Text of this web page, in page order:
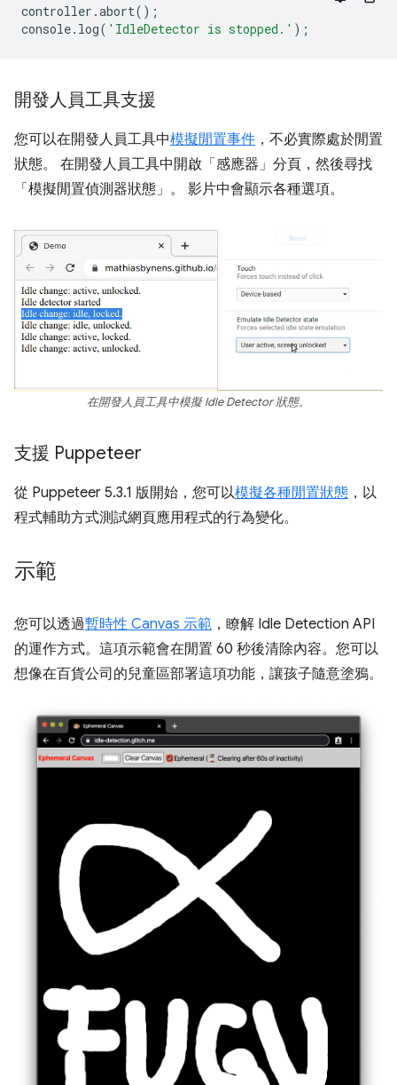
controller .abort();
console. log( 'IdleDetector is stopped.' );
開發人員工具支援
您可以在開發人員工具中模擬閒置事件 ，不必實際處於閒置
狀態。 在開發人員工具中開啟「感應器」 分頁，然後尋找
「模擬閒置偵測器狀態」 。 影片中會顯示各種選項。
在開發人員工具中模擬 Idle Detector 狀態。
支援 Puppeteer
從 Puppeteer 5.3.1 版開始，您可以模擬各種閒置狀態 ，以
程式輔助方式測試網頁應用程式的行為變化。
示範
您可以透過暫時性 Canvas 示範 ，瞭解 Idle Detection API
的運作方式。這項示範會在閒置 60 秒後清除內容。您可以
想像在百貨公司的兒童區部署這項功能，讓孩子隨意塗鴉。